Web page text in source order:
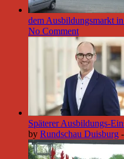
dem Ausbildungsmarkt
No Comment
Späterer Ausbildungs-
by Rundschau Duisburg -